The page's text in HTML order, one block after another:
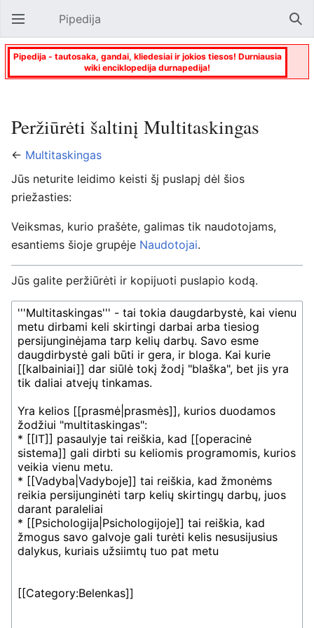
Atverti pagrindinį meniu Pipedija
Pipedija - tautosaka, gandai, kliedesiai ir jokios tiesos! Durniausia
wiki enciklopedija durnapedija!
Peržiūrėti šaltinį Multitaskingas
← Multitaskingas
Jūs neturite leidimo keisti šį puslapį dėl šios
priežasties:
Veiksmas, kurio prašėte, galimas tik naudotojams,
esantiems šioje grupėje Naudotojai.
Jūs galite peržiūrėti ir kopijuoti puslapio kodą.